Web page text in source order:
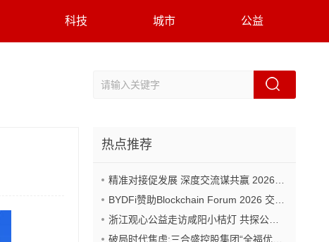
科技 城市 公益
热点推荐